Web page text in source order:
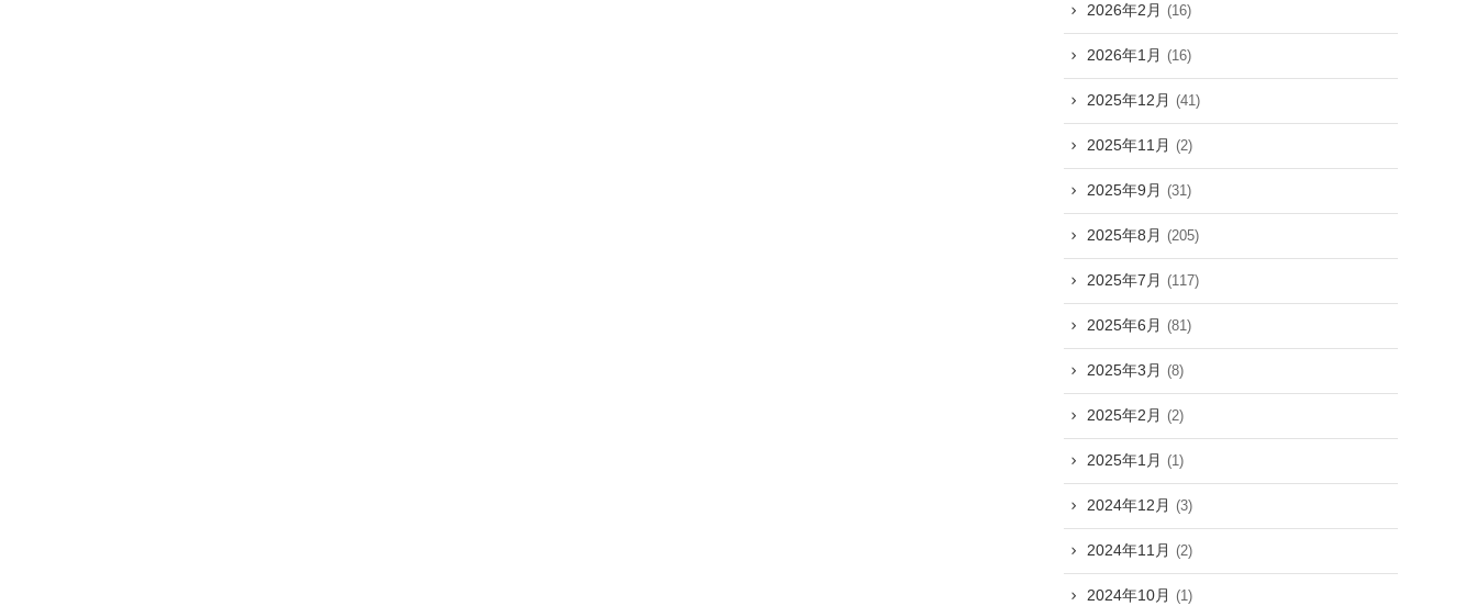
2026年2月 (16)
2026年1月 (16)
2025年12月 (41)
2025年11月 (2)
2025年9月 (31)
2025年8月 (205)
2025年7月 (117)
2025年6月 (81)
2025年3月 (8)
2025年2月 (2)
2025年1月 (1)
2024年12月 (3)
2024年11月 (2)
2024年10月 (1)